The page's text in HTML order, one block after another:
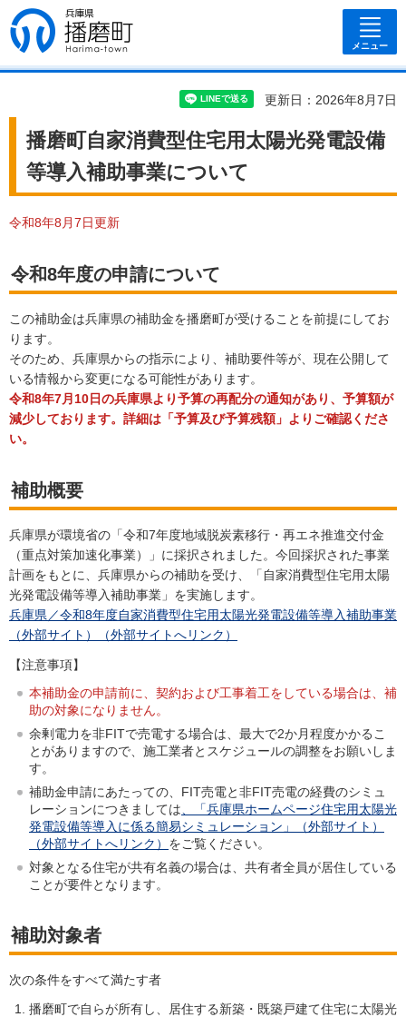
兵庫県 播磨
町
メニュー
更新日：2026年8月7日
播磨町自家消費型住宅用太陽光発電設備
等導入補助事業について
令和8年8月7日更新
令和8年度の申請について
この補助金は兵庫県の補助金を播磨町が受けることを前提にしてお
ります。
そのため、兵庫県からの指示により、補助要件等が、現在公開して
いる情報から変更になる可能性があります。
令和8年7月10日の兵庫県より予算の再配分の通知があり、予算額が
減少しております。詳細は「予算及び予算残額」よりご確認くださ
い。
補助概要
兵庫県が環境省の「令和7年度地域脱炭素移行・再エネ推進交付金
（重点対策加速化事業）」に採択されました。今回採択された事業
計画をもとに、兵庫県からの補助を受け、「自家消費型住宅用太陽
光発電設備等導入補助事業」を実施します。
兵庫県／令和8年度自家消費型住宅用太陽光発電設備等導入補助事業
（外部サイト）（外部サイトへリンク）
【注意事項】
本補助金の申請前に、契約および工事着工をしている場合は、補
助の対象になりません。
余剰電力を非FITで売電する場合は、最大で2か月程度かかるこ
とがありますので、施工業者とスケジュールの調整をお願いしま
す。
補助金申請にあたっての、FIT売電と非FIT売電の経費のシミュ
レーションにつきましては、「兵庫県ホームページ住宅用太陽光
発電設備等導入に係る簡易シミュレーション」（外部サイト）
（外部サイトへリンク） をご覧ください。
対象となる住宅が共有名義の場合は、共有者全員が居住している
ことが要件となります。
補助対象者
次の条件をすべて満たす者
播磨町で自らが所有し、居住する新築・既築戸建て住宅に太陽光